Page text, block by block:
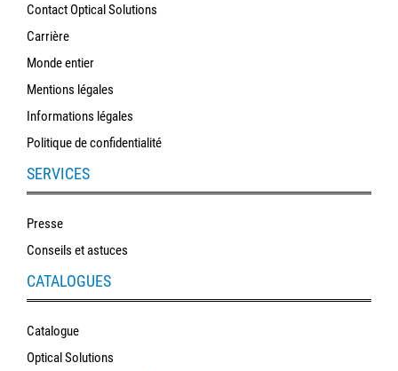
Contact Optical Solutions
Carrière
Monde entier
Mentions légales
Informations légales
Politique de confidentialité
SERVICES
Presse
Conseils et astuces
CATALOGUES
Catalogue
Optical Solutions